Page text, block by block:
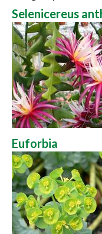
Selenicereus
Euforbia